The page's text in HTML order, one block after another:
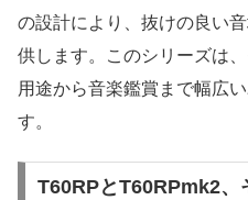
の設計により、抜けの良い
供します。このシリーズは
用途から音楽鑑賞まで幅広
す。
T60RPとT60RPmk2、